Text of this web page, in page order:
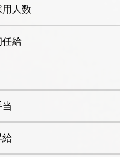
用人数
任給
給